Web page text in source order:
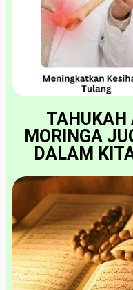
TAHUKAH
MORINGA
DALAM